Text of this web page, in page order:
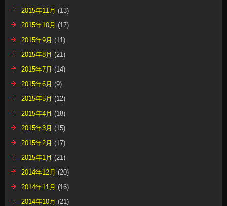
2015年11月 (13)
2015年10月 (17)
2015年9月 (11)
2015年8月 (21)
2015年7月 (14)
2015年6月 (9)
2015年5月 (12)
2015年4月 (18)
2015年3月 (15)
2015年2月 (17)
2015年1月 (21)
2014年12月 (20)
2014年11月 (16)
2014年10月 (21)